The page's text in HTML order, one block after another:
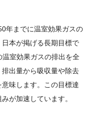
年までに温室効果ガスの
本が掲げる長期目標で
室効果ガスの排出を全
出量から吸収量や除去
味します。この目標達
が加速しています。